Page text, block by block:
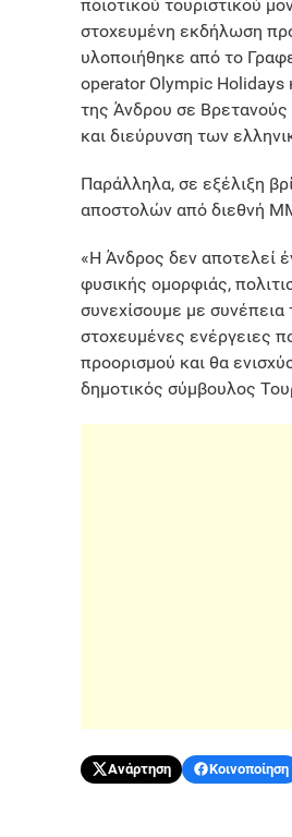
ποιοτικού τουριστικού
στοχευμένη εκδήλωση
υλοποιήθηκε από το
operator Olympic Holidays
της Άνδρου σε Βρετανούς
και διεύρυνση των
Παράλληλα, σε εξέλιξη
αποστολών από διεθνή
«Η Άνδρος δεν αποτελεί
φυσικής ομορφιάς,
συνεχίσουμε με
στοχευμένες ενέργειες
προορισμού και θα
δημοτικός σύμβουλος
Ανάρτηση Κοινοποίηση